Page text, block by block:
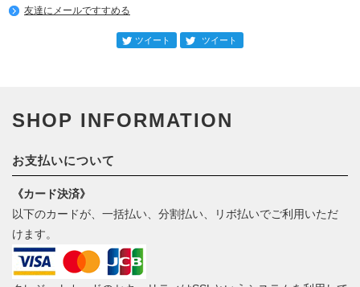
友達にメールですすめる
SHOP INFORMATION
お支払いについて
《カード決済》
以下のカードが、一括払い、分割払い、リボ払いでご利用いただ
けます。